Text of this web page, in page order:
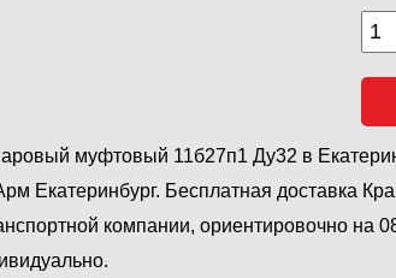
муфтовый 11б27п1 Ду32 в
Екатеринбург. Бесплатная доставка
компании, ориентировочно на